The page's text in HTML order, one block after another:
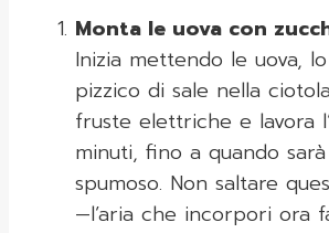
Monta le uova con
Inizia mettendo le uova,
pizzico di sale nella
fruste elettriche e lavora
minuti, fino a quando
spumoso. Non saltare
—l’aria che incorpori ora